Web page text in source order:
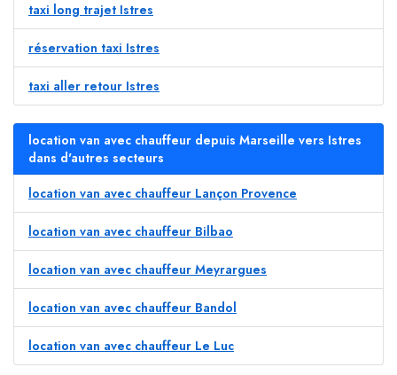
taxi long trajet Istres
réservation taxi Istres
taxi aller retour Istres
location van avec chauffeur depuis Marseille vers Istres
dans d'autres secteurs
location van avec chauffeur Lançon Provence
location van avec chauffeur Bilbao
location van avec chauffeur Meyrargues
location van avec chauffeur Bandol
location van avec chauffeur Le Luc